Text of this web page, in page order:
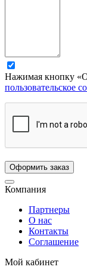
Нажимая кнопку
пользовательское
Компания
Партнеры
О нас
Контакты
Соглашение
Мой кабинет